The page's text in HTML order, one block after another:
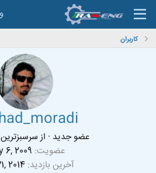
کاربران
عضو جدید · از
عضویت 6, 2009
آخرین بازدید 2014